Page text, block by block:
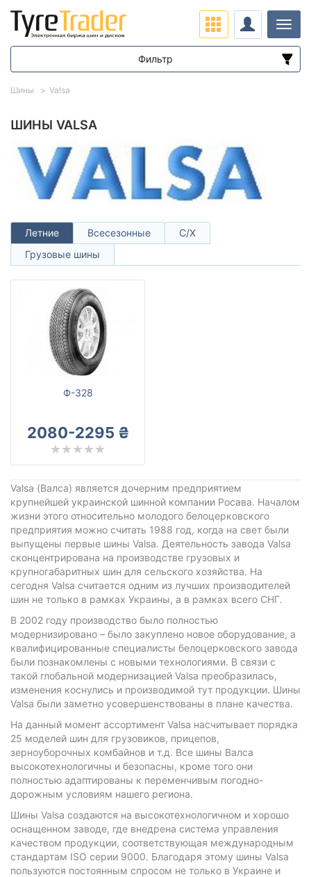
ШИНЫ VALSA
Летние Всесезонные
С/Х
Грузовые шины
Ф-328
2080-2295 ₴
Valsa (Валса) является дочерним предприятием
крупнейшей украинской шинной компании Росава. Началом
жизни этого относительно молодого белоцерковского
предприятия можно считать 1988 год, когда на свет были
выпущены первые шины Valsa. Деятельность завода Valsa
сконцентрирована на производстве грузовых и
крупногабаритных шин для сельского хозяйства. На
сегодня Valsa считается одним из лучших производителей
шин не только в рамках Украины, а в рамках всего СНГ.
В 2002 году производство было полностью
модернизировано – было закуплено новое оборудование, а
квалифицированные специалисты белоцерковского завода
были познакомлены с новыми технологиями. В связи с
такой глобальной модернизацией Valsa преобразилась,
изменения коснулись и производимой тут продукции. Шины
Valsa были заметно усовершенствованы в плане качества.
На данный момент ассортимент Valsa насчитывает порядка
25 моделей шин для грузовиков, прицепов,
зерноуборочных комбайнов и т.д. Все шины Валса
высокотехнологичны и безопасны, кроме того они
полностью адаптированы к переменчивым погодно-
дорожным условиям нашего региона.
Шины Valsa создаются на высокотехнологичном и хорошо
оснащенном заводе, где внедрена система управления
качеством продукции, соответствующая международным
стандартам ISO серии 9000. Благодаря этому шины Valsa
пользуются постоянным спросом не только в Украине и
Шины Valsa
Фильтр
Диапазон цен
Подбор по параметрам
Сезон
Все бренды
Тип транспортного средства
Усиленная шина